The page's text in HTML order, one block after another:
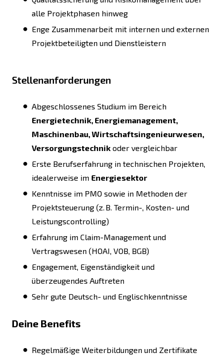
alle Projektphasen hinweg
Enge Zusammenarbeit mit internen und externen
Projektbeteiligten und Dienstleistern
Stellenanforderungen
Abgeschlossenes Studium im Bereich
Energietechnik, Energiemanagement,
Maschinenbau, Wirtschaftsingenieurwesen,
Versorgungstechnik oder vergleichbar
Erste Berufserfahrung in technischen Projekten,
idealerweise im Energiesektor
Kenntnisse im PMO sowie in Methoden der
Projektsteuerung (z. B. Termin-, Kosten- und
Leistungscontrolling)
Erfahrung im Claim-Management und
Vertragswesen (HOAI, VOB, BGB)
Engagement, Eigenständigkeit und
überzeugendes Auftreten
Sehr gute Deutsch- und Englischkenntnisse
Deine Benefits
Regelmäßige Weiterbildungen und Zertifikate